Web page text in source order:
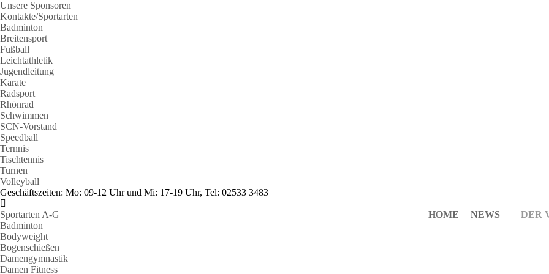
Unsere Sponsoren
Kontakte/Sportarten
Badminton
Breitensport
Fußball
Leichtathletik
Jugendleitung
Karate
Radsport
Rhönrad
Schwimmen
SCN-Vorstand
Speedball
Ternnis
Tischtennis
Turnen
Volleyball
Geschäftszeiten: Mo: 09-12 Uhr und Mi: 17-19 Uhr, Tel: 02533 3483
HOME NEWS DER
Sportarten A-G
Badminton
Bodyweight
Bogenschießen
Damengymnastik
Damen Fitness